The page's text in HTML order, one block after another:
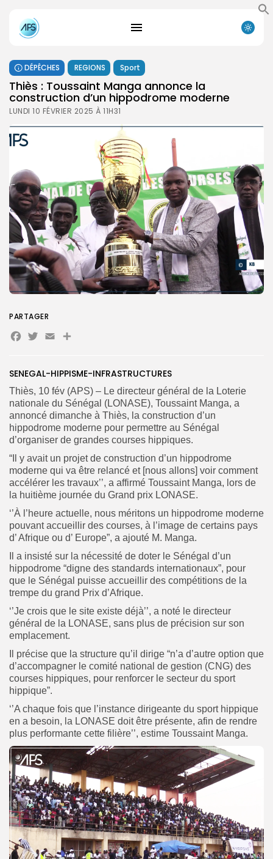
Search
DÉPÊCHES REGIONS Sport
Thiès : Toussaint Manga annonce la
construction d’un hippodrome moderne
LUNDI 10 FÉVRIER 2025 À 11H31
SENEGAL-HIPPISME-INFRASTRUCTURES
Thiès, 10 fév (APS) – Le directeur général de la Loterie
nationale du Sénégal (LONASE), Toussaint Manga, a
annoncé dimanche à Thiès, la construction d’un
hippodrome moderne pour permettre au Sénégal
d’organiser de grandes courses hippiques.
“Il y avait un projet de construction d’un hippodrome
moderne qui va être relancé et [nous allons] voir comment
accélérer les travaux’’, a affirmé Toussaint Manga, lors de
la huitième journée du Grand prix LONASE.
‘’À l’heure actuelle, nous méritons un hippodrome moderne
pouvant accueillir des courses, à l’image de certains pays
d’ Afrique ou d’ Europe”, a ajouté M. Manga.
Il a insisté sur la nécessité de doter le Sénégal d’un
hippodrome “digne des standards internationaux”, pour
que le Sénégal puisse accueillir des compétitions de la
trempe du grand Prix d’Afrique.
‘’Je crois que le site existe déjà’’, a noté le directeur
général de la LONASE, sans plus de précision sur son
emplacement.
Il précise que la structure qu’il dirige “n’a d’autre option que
d’accompagner le comité national de gestion (CNG) des
courses hippiques, pour renforcer le secteur du sport
hippique”.
‘’A chaque fois que l’instance dirigeante du sport hippique
en a besoin, la LONASE doit être présente, afin de rendre
plus performante cette filière’’, estime Toussaint Manga.
PARTAGER
Facebook
Twitter
Email